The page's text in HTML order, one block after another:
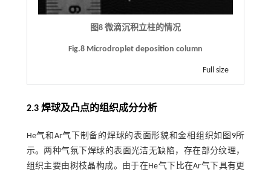
图8 微滴沉积立柱的情况
Fig.8 Microdroplet deposition column
Full size
2.3 焊球及凸点的组织成分分析
He气和Ar气下制备的焊球的表面形貌和金相组织如 图9所
示。两种气氛下焊球的表面光洁无缺陷，存在部分纹理，
组织主要由树枝晶构成。由于在He气下比在Ar气下具有更